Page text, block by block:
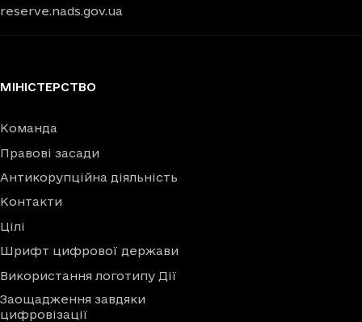
reserve.nads.gov.ua
МІНІСТЕРСТВО
Команда
Правові засади
Антикорупційна діяльність
Контакти
Цілі
Шрифт цифрової держави
Використання логотипу Дії
Заощадження завдяки
цифровізації